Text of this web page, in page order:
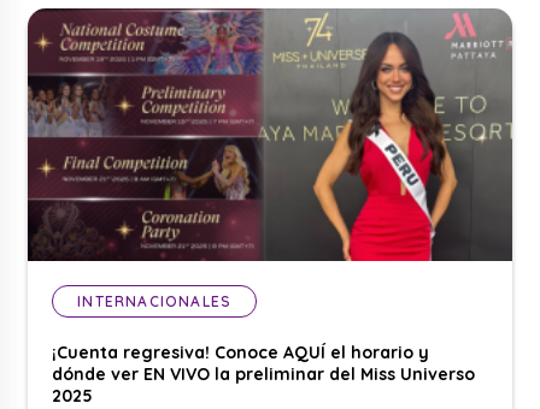
INTERNACIONALES
¡Cuenta regresiva! Conoce AQUÍ el horario y
dónde ver EN VIVO la preliminar del Miss Universo
2025